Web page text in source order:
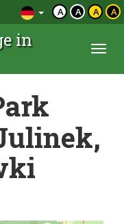
A A A A
in